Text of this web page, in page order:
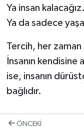
Ya insan kalacağız.
Ya da sadece
Tercih, her
İnsanın
ise, insanın
bağlıdır.
ÖNCEKI